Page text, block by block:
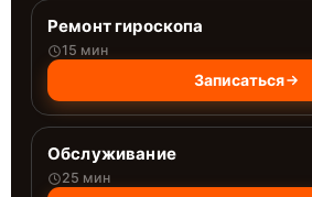
Ремонт гироскопа
15 мин
Записаться
Обслуживание
25 мин